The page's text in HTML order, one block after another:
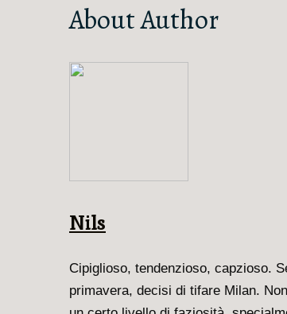
About Author
Nils
Cipiglioso, tendenzioso, capzioso.
primavera, decisi di tifare Milan.